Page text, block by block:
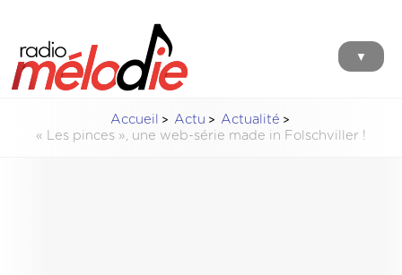
▼
Accueil Actu
Actualité
« Les pinces », une web-série made in Folschviller !